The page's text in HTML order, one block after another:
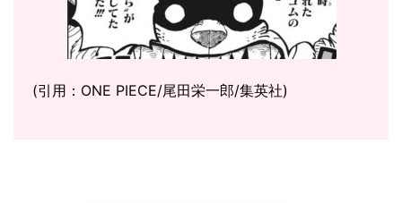
(引用：ONE PIECE/尾田栄一郎/集英社)